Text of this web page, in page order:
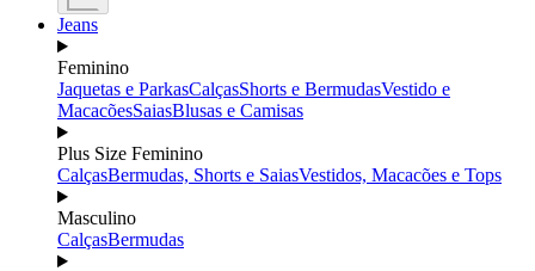
Jeans
Feminino
Jaquetas e ParkasCalçasShorts e BermudasVestido e
MacacõesSaiasBlusas e Camisas
Plus Size Feminino
CalçasBermudas, Shorts e SaiasVestidos, Macacões e Tops
Masculino
CalçasBermudas